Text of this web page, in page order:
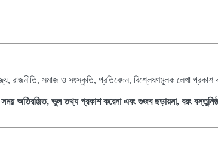
রাজনীতি, সমাজ ও সংস্কৃতি, প্রতিবেদন, বিশ্লেষণমূলক লেখা প্রকাশ
অতিরঞ্জিত, ভুল তথ্য প্রকাশ করেনা এবং গুজব ছড়ায়না, বরং